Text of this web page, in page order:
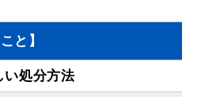
と】
処分方法